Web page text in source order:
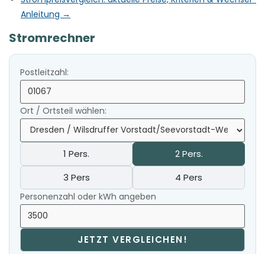
Anleitung →
Stromrechner
Postleitzahl:
Ort / Ortsteil wählen:
1 Pers.
2 Pers.
3 Pers
4 Pers
Personenzahl oder kWh angeben
JETZT VERGLEICHEN!